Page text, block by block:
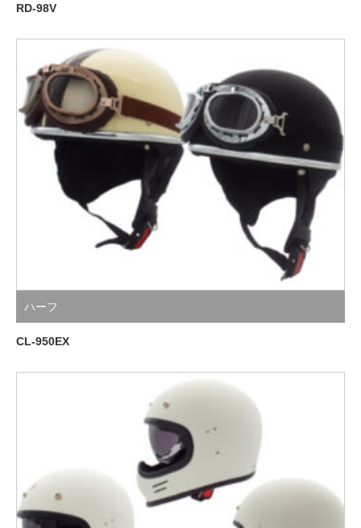
RD-98V
ハーフ
CL-950EX